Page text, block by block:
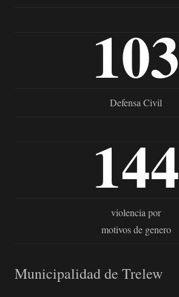
103
Defensa Civil
144
violencia por
motivos de genero
Municipalidad de Trelew